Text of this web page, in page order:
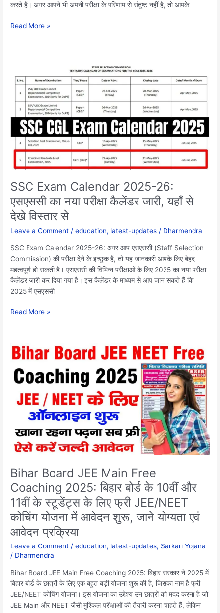
करते हैं। अगर आपने भी अपनी परीक्षा के परिणाम से संतुष्ट नहीं है, तो आपके
Read More »
SSC Exam Calendar 2025-26:
एसएससी का नया परीक्षा कैलेंडर जारी, यहाँ से
देखे विस्तार से
Leave a Comment /education, latest-updates / Dharmendra
SSC Exam Calendar 2025-26: अगर आप एसएससी (Staff Selection
Commission) की परीक्षा देने के इच्छुक हैं, तो यह जानकारी आपके लिए बेहद
महत्वपूर्ण हो सकती है। एसएससी की विभिन्न परीक्षाओं के लिए 2025 का नया परीक्षा
कैलेंडर जारी कर दिया गया है। इस कैलेंडर के माध्यम से आप जान सकते हैं कि
2025 में एसएससी
Calendar
2025-
एसएससी
नया
परीक्षा
कैलेंडर
जारी,
यहाँ
से
देखे
विस्तार
Read More »
Bihar Board JEE Main Free
Coaching 2025: बिहार बोर्ड के 10वीं और
11वीं के स्टूडेंट्स के लिए फ्री JEE/NEET
कोचिंग योजना में आवेदन शुरू, जाने योग्यता एवं
आवेदन प्रक्रिया
Leave a Comment /education, latest-updates, Sarkari Yojana
/ Dharmendra
Bihar Board JEE Main Free Coaching 2025: बिहार सरकार ने 2025 में
बिहार बोर्ड के छात्रों के लिए एक बहुत बड़ी योजना शुरू की है, जिसका नाम है फ्री
JEE/NEET कोचिंग योजना। इस योजना का उद्देश्य उन छात्रों को मदद करना है जो
JEE Main और NEET जैसी मुश्किल परीक्षाओं की तैयारी करना चाहते हैं, लेकिन
Bihar
Board
JEE
Main
Free
Coaching
बोर्ड
के
और
11वीं
के
स्टूडेंट्स
लिए
फ्री
JEE/NEET
कोचिंग
में
आवेदन
शुरू,
जाने